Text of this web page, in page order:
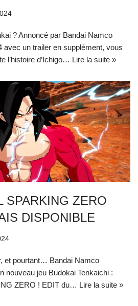
? Annoncé par Bandai Namco
avec un trailer en supplément, vous
l’histoire d’Ichigo… Lire la suite »
SPARKING ZERO
DISPONIBLE
et pourtant… Bandai Namco
nouveau jeu Budokai Tenkaichi :
ZERO ! EDIT du… Lire la suite »